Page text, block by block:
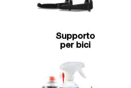
Supporto
per bici